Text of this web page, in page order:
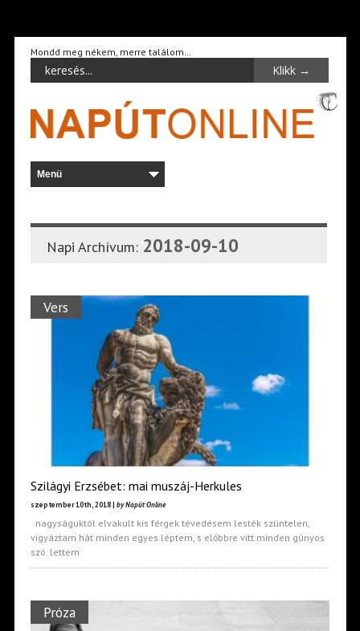
Mondd meg nékem, merre találom…
Napi Archívum: 2018-09-10
Vers
Szilágyi Erzsébet: mai muszáj-Herkules
szeptember 10th, 2018 | by Napút Online
nagyságuktól elvakult kis férgek tévedésem lesték szüntelen,
vigyáztam hát minden egyes léptem, s előbbre vitt minden gúnyos
szó. lettem
Próza